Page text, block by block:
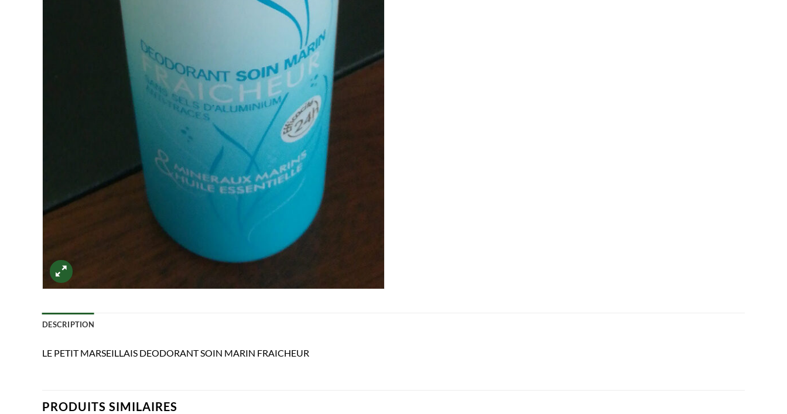
DESCRIPTION
LE PETIT MARSEILLAIS DEODORANT SOIN MARIN FRAICHEUR
PRODUITS SIMILAIRES